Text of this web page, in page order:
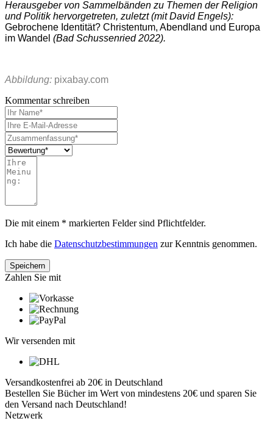
Herausgeber von Sammelbänden zu Themen der Religion
und Politik hervorgetreten, zuletzt (mit David Engels):
Gebrochene Identität? Christentum, Abendland und Europa
im Wandel (Bad Schussenried 2022).
Abbildung: pixabay.com
Kommentar schreiben
Die mit einem * markierten Felder sind Pflichtfelder.
Ich habe die Datenschutzbestimmungen zur Kenntnis genommen.
Zahlen Sie mit
Wir versenden mit
Versandkostenfrei ab 20€ in Deutschland
Bestellen Sie Bücher im Wert von mindestens 20€ und sparen Sie
den Versand nach Deutschland!
Netzwerk